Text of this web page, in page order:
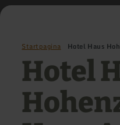
Startpagina Hotel Haus
Hotel